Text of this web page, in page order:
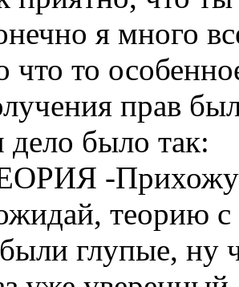
я много
что то
прав
было так:
-
теорию
глупые, ну